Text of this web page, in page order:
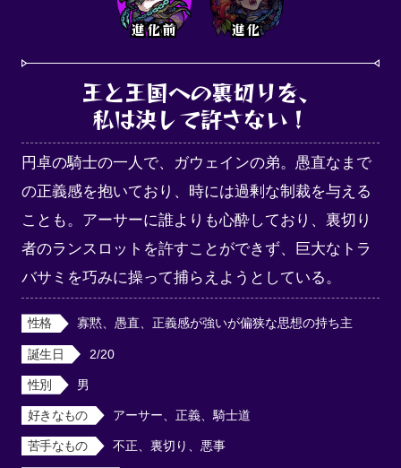
進化前 進化
王と王国への裏切りを、
私は決して許さない！
円卓の騎士の一人で、ガウェインの弟。愚直なまで
の正義感を抱いており、時には過剰な制裁を与える
ことも。アーサーに誰よりも心酔しており、裏切り
者のランスロットを許すことができず、巨大なトラ
バサミを巧みに操って捕らえようとしている。
性格 寡黙、愚直、正義感が強いが偏狭な思想の持ち主
誕生日 2/20
性別 男
好きなもの アーサー、正義、騎士道
苦手なもの 不正、裏切り、悪事